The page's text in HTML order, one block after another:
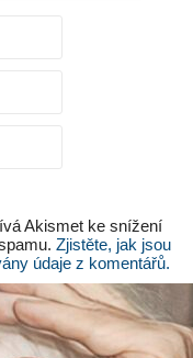
Akismet ke snížení
Zjistěte, jak jsou
údaje z komentářů.